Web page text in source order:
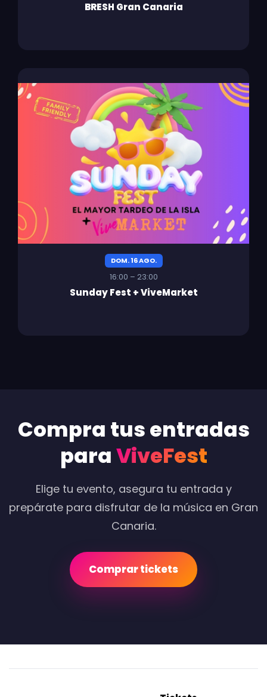
BRESH Gran Canaria
DOM. 16 AGO.
16:00 – 23:00
Sunday Fest + ViveMarket
Compra tus entradas
paraViveFest
Elige tu evento, asegura tu entrada y
prepárate para disfrutar de la música en Gran
Canaria.
Comprar tickets